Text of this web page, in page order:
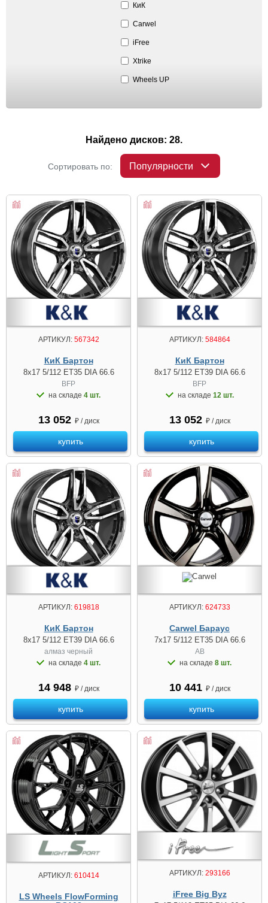
КиК
Carwel
iFree
Xtrike
Wheels UP
Найдено дисков: 28.
Сортировать по: Популярности
АРТИКУЛ:567342
КиК Бартон
8x17 5/112 ET35 DIA 66.6
BFP
на складе 4 шт.
13 052 ₽ / диск
купить
АРТИКУЛ:584864
КиК Бартон
8x17 5/112 ET39 DIA 66.6
BFP
на складе 12 шт.
13 052 ₽ / диск
купить
АРТИКУЛ:619818
КиК Бартон
8x17 5/112 ET39 DIA 66.6
алмаз черный
на складе 4 шт.
14 948 ₽ / диск
купить
АРТИКУЛ:624733
Carwel Бараус
7x17 5/112 ET35 DIA 66.6
AB
на складе 8 шт.
10 441 ₽ / диск
купить
АРТИКУЛ:610414
LS Wheels FlowForming
АРТИКУЛ:293166
iFree Big Byz